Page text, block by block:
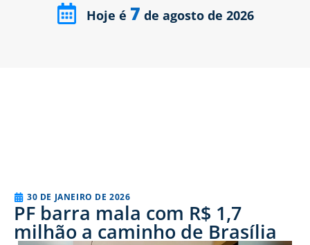
Hoje é 7 de agosto de 2026
30 DE JANEIRO DE 2026
PF barra mala com R$ 1,7
milhão a caminho de Brasília